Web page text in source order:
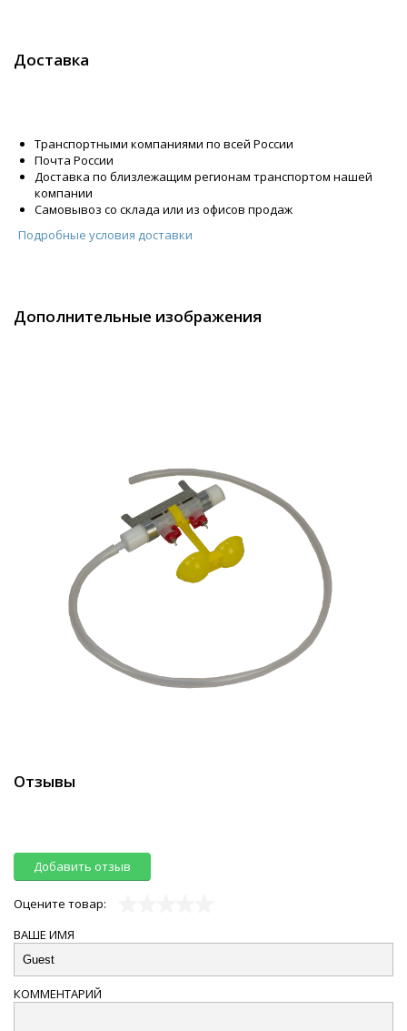
Доставка
Транспортными компаниями по всей России
Почта России
Доставка по близлежащим регионам транспортом нашей
компании
Самовывоз со склада или из офисов продаж
Подробные условия доставки
Дополнительные изображения
Отзывы
Добавить отзыв
Оцените товар:
ВАШЕ ИМЯ
КОММЕНТАРИЙ